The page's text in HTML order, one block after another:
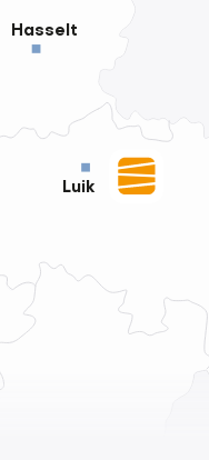
Hasselt
Luik